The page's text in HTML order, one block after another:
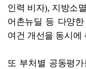
인력 비자), 지방소
어촌뉴딜 등 다양
여건 개선을 동시에
또 부처별 공동평